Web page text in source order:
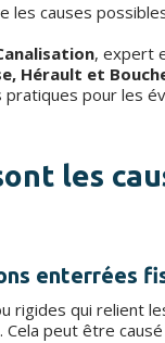
les causes
, expert
Hérault et
pour les
les
enterrées
rigides qui relient
peut être causé